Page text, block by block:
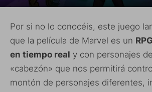
Por si no lo conocéis, este juego
que la película de Marvel es un
en tiempo real y con personajes
«cabezón» que nos permitirá
montón de personajes diferentes,